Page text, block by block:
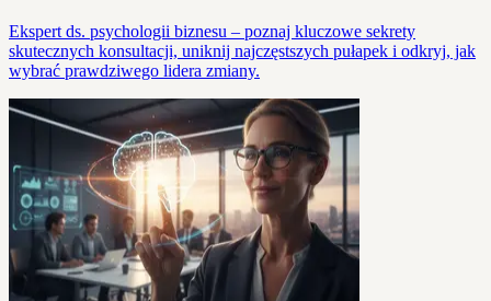
Ekspert ds. psychologii biznesu – poznaj kluczowe sekrety
skutecznych konsultacji, uniknij najczęstszych pułapek i odkryj, jak
wybrać prawdziwego lidera zmiany.